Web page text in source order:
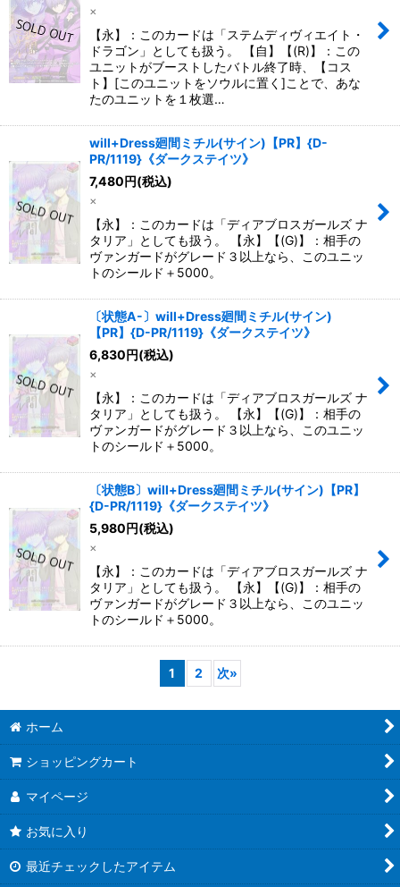
×
【永】：このカードは「ステムディヴィエイト・
ドラゴン」としても扱う。 【自】【(R)】：この
ユニットがブーストしたバトル終了時、【コス
ト】[このユニットをソウルに置く]ことで、あな
たのユニットを１枚選…
will+Dress廻間ミチル(サイン)【PR】{D-
PR/1119}《ダークステイツ》
7,480円(税込)
×
【永】：このカードは「ディアブロスガールズ ナ
タリア」としても扱う。 【永】【(G)】：相手の
ヴァンガードがグレード３以上なら、このユニッ
トのシールド＋5000。
〔状態A-〕will+Dress廻間ミチル(サイン)
【PR】{D-PR/1119}《ダークステイツ》
6,830円(税込)
×
【永】：このカードは「ディアブロスガールズ ナ
タリア」としても扱う。 【永】【(G)】：相手の
ヴァンガードがグレード３以上なら、このユニッ
トのシールド＋5000。
〔状態B〕will+Dress廻間ミチル(サイン)【PR】
{D-PR/1119}《ダークステイツ》
5,980円(税込)
×
【永】：このカードは「ディアブロスガールズ ナ
タリア」としても扱う。 【永】【(G)】：相手の
ヴァンガードがグレード３以上なら、このユニッ
トのシールド＋5000。
1 2 次»
ホーム
ショッピングカート
マイページ
お気に入り
最近チェックしたアイテム